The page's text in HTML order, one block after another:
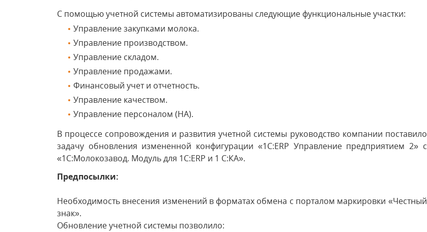
С помощью учетной системы автоматизированы следующие функциональные участки:
Управление закупками молока.
Управление производством.
Управление складом.
Управление продажами.
Финансовый учет и отчетность.
Управление качеством.
Управление персоналом (НА).
В процессе сопровождения и развития учетной системы руководство компании поставило
задачу обновления измененной конфигурации «1C:ERP Управление предприятием 2» с
«1С:Молокозавод. Модуль для 1С:ERP и 1 С:КА».
Предпосылки:
Необходимость внесения изменений в форматах обмена с порталом маркировки «Честный
знак».
Обновление учетной системы позволило: